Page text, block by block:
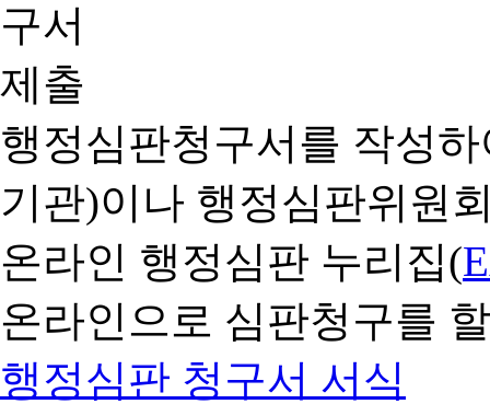
행정심판청구서를 작성
기관)이나 행정심판위원
온라인 행정심판 누리집(
온라인으로 심판청구를
행정심판 청구서 서식